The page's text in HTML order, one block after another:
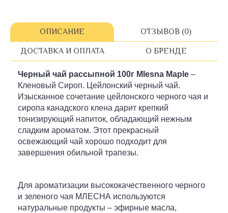
ОПИСАНИЕ ОТЗЫВОВ (0)
ДОСТАВКА И ОПЛАТА О БРЕНДЕ
Черный чай рассыпной 100г Mlesna Maple –
Кленовый Сироп. Цейлонский черный чай.
Изысканное сочетание цейлонского черного чая и
сиропа канадского клена дарит крепкий
тонизирующий напиток, обладающий нежным
сладким ароматом. Этот прекрасный
освежающий чай хорошо подходит для
завершения обильной трапезы.
Для ароматизации высококачественного черного
и зеленого чая МЛЕСНА используются
натуральные продукты – эфирные масла,